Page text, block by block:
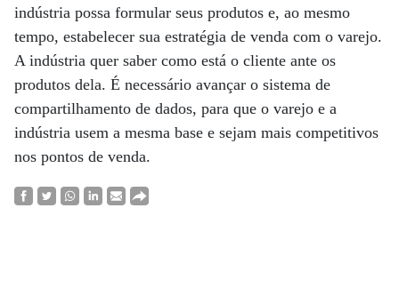
indústria possa formular seus produtos e, ao mesmo
tempo, estabelecer sua estratégia de venda com o varejo.
A indústria quer saber como está o cliente ante os
produtos dela. É necessário avançar o sistema de
compartilhamento de dados, para que o varejo e a
indústria usem a mesma base e sejam mais competitivos
nos pontos de venda.